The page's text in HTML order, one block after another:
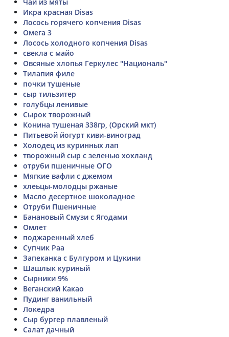
Икра красная Disas
Лосось горячего копчения Disas
Омега 3
Лосось холодного копчения Disas
свекла с майо
Овсяные хлопья Геркулес "Националь"
Тилапия филе
почки тушеные
сыр тильзитер
голубцы ленивые
Сырок творожный
Конина тушеная 338гр, (Орский мкт)
Питьевой йогурт киви-виноград
Холодец из куринных лап
творожный сыр с зеленью хохланд
отруби пшеничные ОГО
Мягкие вафли с джемом
хлеьцы-молодцы ржаные
Масло десертное шоколадное
Отруби Пшеничные
Банановый Смузи с Ягодами
Омлет
поджаренный хлеб
Супчик Раа
Запеканка с Булгуром и Цукини
Шашлык куриный
Сырники 9%
Веганский Какао
Пудинг ванильный
Локедра
Сыр бургер плавленый
Салат дачный